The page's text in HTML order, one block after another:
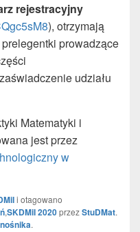
rejestracyjny
), otrzymają
prowadzące
udziału
Matematyki i
jest przez
w
i otagowano
,SKDMiI 2020przezStuDMat.
.